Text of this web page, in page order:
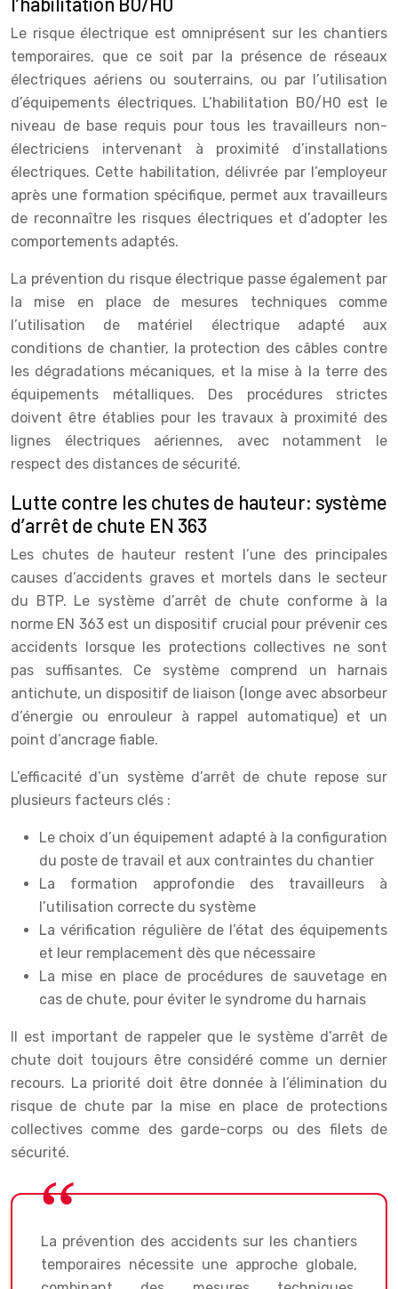
Le risque électrique est omniprésent sur les chantiers
temporaires, que ce soit par la présence de réseaux
électriques aériens ou souterrains, ou par l’utilisation
d’équipements électriques. L’habilitation B0/H0 est le
niveau de base requis pour tous les travailleurs non-
électriciens intervenant à proximité d’installations
électriques. Cette habilitation, délivrée par l’employeur
après une formation spécifique, permet aux travailleurs
de reconnaître les risques électriques et d’adopter les
comportements adaptés.
La prévention du risque électrique passe également par
la mise en place de mesures techniques comme
l’utilisation de matériel électrique adapté aux
conditions de chantier, la protection des câbles contre
les dégradations mécaniques, et la mise à la terre des
équipements métalliques. Des procédures strictes
doivent être établies pour les travaux à proximité des
lignes électriques aériennes, avec notamment le
respect des distances de sécurité.
Lutte contre les chutes de hauteur: système
d’arrêt de chute EN 363
Les chutes de hauteur restent l’une des principales
causes d’accidents graves et mortels dans le secteur
du BTP. Le système d’arrêt de chute conforme à la
norme EN 363 est un dispositif crucial pour prévenir ces
accidents lorsque les protections collectives ne sont
pas suffisantes. Ce système comprend un harnais
antichute, un dispositif de liaison (longe avec absorbeur
d’énergie ou enrouleur à rappel automatique) et un
point d’ancrage fiable.
L’efficacité d’un système d’arrêt de chute repose sur
plusieurs facteurs clés :
Le choix d’un équipement adapté à la configuration
du poste de travail et aux contraintes du chantier
La formation approfondie des travailleurs à
l’utilisation correcte du système
La vérification régulière de l’état des équipements
et leur remplacement dès que nécessaire
La mise en place de procédures de sauvetage en
cas de chute, pour éviter le syndrome du harnais
Il est important de rappeler que le système d’arrêt de
chute doit toujours être considéré comme un dernier
recours. La priorité doit être donnée à l’élimination du
risque de chute par la mise en place de protections
collectives comme des garde-corps ou des filets de
sécurité.
La prévention des accidents sur les chantiers
temporaires nécessite une approche globale,